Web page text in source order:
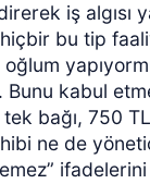
iş
bu tip
kabul
bağı, 750
ne de
ifadelerini